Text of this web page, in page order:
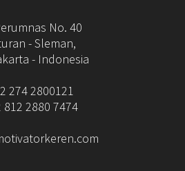
No. 40
- Sleman,
- Indonesia
274 2800121
812 2880 7474